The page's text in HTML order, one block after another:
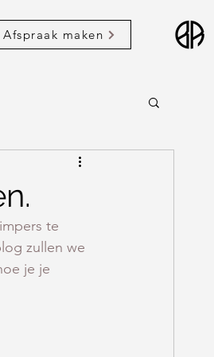
Afspraak maken
te
zullen we
je je